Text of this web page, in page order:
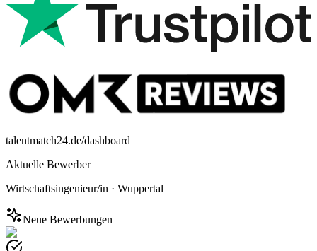
talentmatch24.de/dashboard
Aktuelle Bewerber
Wirtschaftsingenieur/in · Wuppertal
Neue Bewerbungen